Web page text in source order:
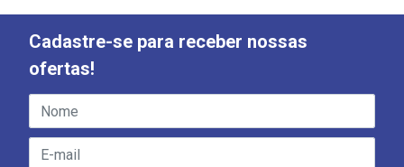
Cadastre-se para receber nossas
ofertas!